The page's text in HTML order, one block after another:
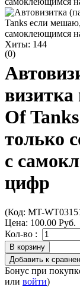
Хиты: 144
(0)
Of
только
с
цифр
(Код: MT-
Цена: 100.00 Руб.
Кол-во :
Бонус при
или войти)